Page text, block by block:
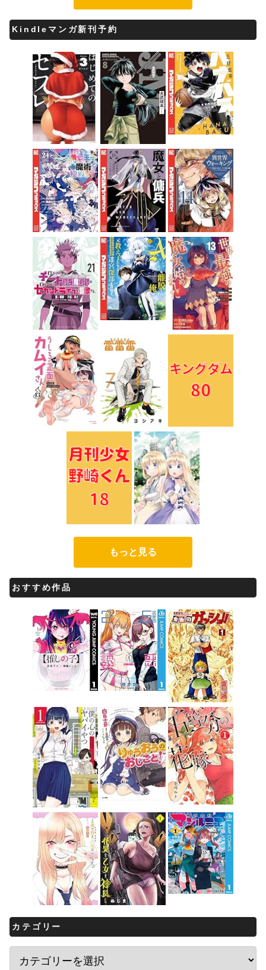
Kindleマンガ新刊予約
もっと見る
おすすめ作品
カテゴリー